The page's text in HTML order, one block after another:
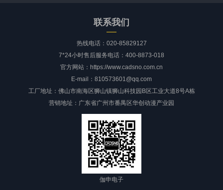
联系我们
热线电话：020-85829127
7*24小时售后服务电话：400-8873-018
官方网站：https://www.cadsno.com.cn
E-mail：810573601@qq.com
工厂地址：佛山市南海区狮山镇狮山科技园B区工业大道8号A栋
营销地址：广东省广州市番禺区华创动漫产业园
伽申电子